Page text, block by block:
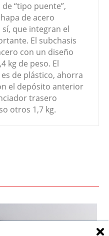
“tipo puente”,
de acero
que integran el
El subchasis
con un diseño
kg de peso. El
de plástico, ahorra
el depósito anterior
trasero
otros 1,7 kg.